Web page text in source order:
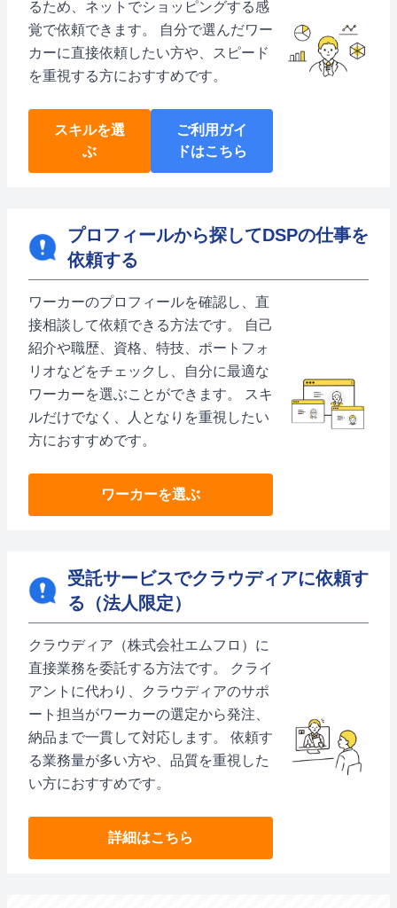
るため、ネットでショッピングする感
覚で依頼できます。 自分で選んだワー
カーに直接依頼したい方や、スピード
を重視する方におすすめです。
スキルを選
ぶ
ご利用ガイ
ドはこちら
プロフィールから探してDSPの仕事を
依頼する
ワーカーのプロフィールを確認し、直
接相談して依頼できる方法です。 自己
紹介や職歴、資格、特技、ポートフォ
リオなどをチェックし、自分に最適な
ワーカーを選ぶことができます。 スキ
ルだけでなく、人となりを重視したい
方におすすめです。
ワーカーを選ぶ
受託サービスでクラウディアに依頼す
る（法人限定）
クラウディア（株式会社エムフロ）に
直接業務を委託する方法です。 クライ
アントに代わり、クラウディアのサポ
ート担当がワーカーの選定から発注、
納品まで一貫して対応します。 依頼す
る業務量が多い方や、品質を重視した
い方におすすめです。
詳細はこちら